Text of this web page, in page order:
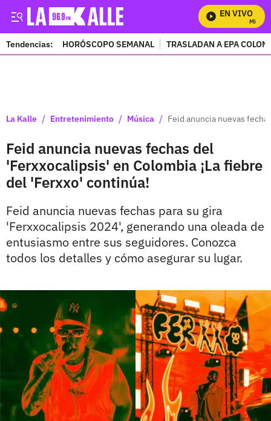
EN VIVO
Mira
Tendencias: HORÓSCOPO SEMANAL TRASLADAN A EPA
La Kalle / Entretenimiento / Música / Feid anuncia nuevas
Feid anuncia nuevas fechas del
'Ferxxocalipsis' en Colombia ¡La fiebre
del 'Ferxxo' continúa!
Feid anuncia nuevas fechas para su gira
'Ferxxocalipsis 2024', generando una oleada de
entusiasmo entre sus seguidores. Conozca
todos los detalles y cómo asegurar su lugar.